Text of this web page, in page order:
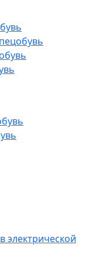
электрической